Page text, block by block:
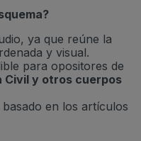
ya que reúne la
y visual.
para opositores de
Civil y otros cuerpos
en los artículos